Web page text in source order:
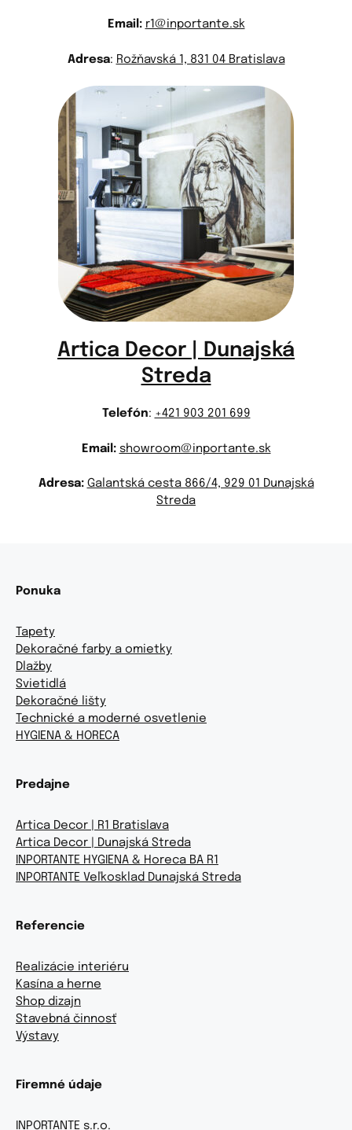
Email: r1@inportante.sk
Adresa: Rožňavská 1, 831 04 Bratislava
Artica Decor | Dunajská
Streda
Telefón: +421 903 201 699
Email: showroom@inportante.sk
Adresa: Galantská cesta 866/4, 929 01 Dunajská
Streda
Ponuka
Tapety
Dekoračné farby a omietky
Dlažby
Svietidlá
Dekoračné lišty
Technické a moderné osvetlenie
HYGIENA & HORECA
Predajne
Artica Decor | R1 Bratislava
Artica Decor | Dunajská Streda
INPORTANTE HYGIENA & Horeca BA R1
INPORTANTE Veľkosklad Dunajská Streda
Referencie
Realizácie interiéru
Kasína a herne
Shop dizajn
Stavebná činnosť
Výstavy
Firemné údaje
INPORTANTE s.r.o.